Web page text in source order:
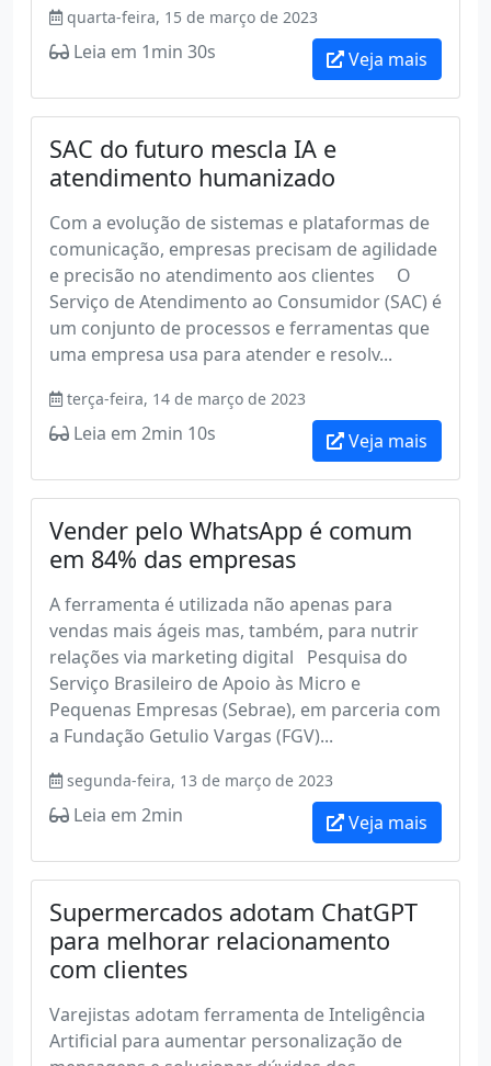
quarta-feira, 15 de março de 2023
Leia em 1min 30s Veja mais
SAC do futuro mescla IA e
atendimento humanizado
Com a evolução de sistemas e plataformas de
comunicação, empresas precisam de agilidade
e precisão no atendimento aos clientes O
Serviço de Atendimento ao Consumidor (SAC) é
um conjunto de processos e ferramentas que
uma empresa usa para atender e resolv...
terça-feira, 14 de março de 2023
Leia em 2min 10s Veja mais
Vender pelo WhatsApp é comum
em 84% das empresas
A ferramenta é utilizada não apenas para
vendas mais ágeis mas, também, para nutrir
relações via marketing digital Pesquisa do
Serviço Brasileiro de Apoio às Micro e
Pequenas Empresas (Sebrae), em parceria com
a Fundação Getulio Vargas (FGV)...
segunda-feira, 13 de março de 2023
Leia em 2min Veja mais
Supermercados adotam ChatGPT
para melhorar relacionamento
com clientes
Varejistas adotam ferramenta de Inteligência
Artificial para aumentar personalização de